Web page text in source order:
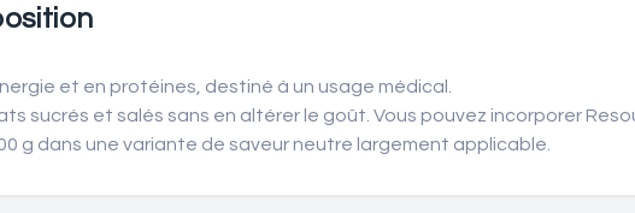
et en protéines, destiné à un usage médical.
sucrés et salés sans en altérer le goût. Vous pouvez incorporer
g dans une variante de saveur neutre largement applicable.